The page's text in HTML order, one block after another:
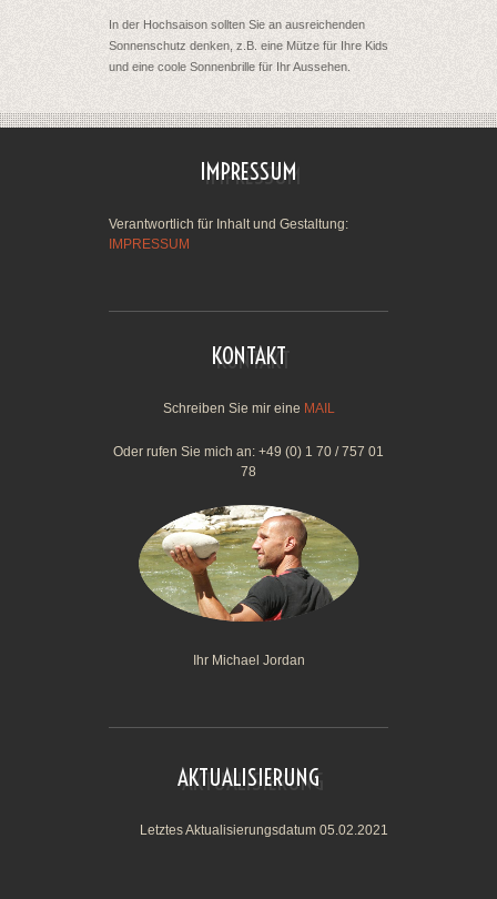
In der Hochsaison sollten Sie an ausreichenden
Sonnenschutz denken, z.B. eine Mütze für Ihre Kids
und eine coole Sonnenbrille für Ihr Aussehen.
IMPRESSUM
Verantwortlich für Inhalt und Gestaltung:
IMPRESSUM
KONTAKT
Schreiben Sie mir eine MAIL
Oder rufen Sie mich an: +49 (0) 1 70 / 757 01
78
Ihr Michael Jordan
AKTUALISIERUNG
Letztes Aktualisierungsdatum 05.02.2021